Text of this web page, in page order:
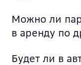
Можно ли
в аренду по
Будет ли в